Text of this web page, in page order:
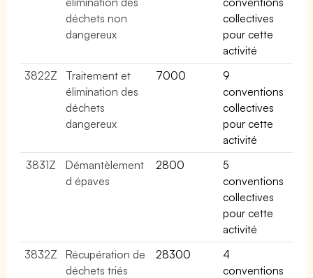
déchets non
dangereux
collectives
pour cette
activité
3822Z
Traitement et
élimination des
déchets
dangereux
7000
9
conventions
collectives
pour cette
activité
3831Z
Démantèlement
d épaves
2800
5
conventions
collectives
pour cette
activité
3832Z
Récupération de
déchets triés
28300
4
conventions